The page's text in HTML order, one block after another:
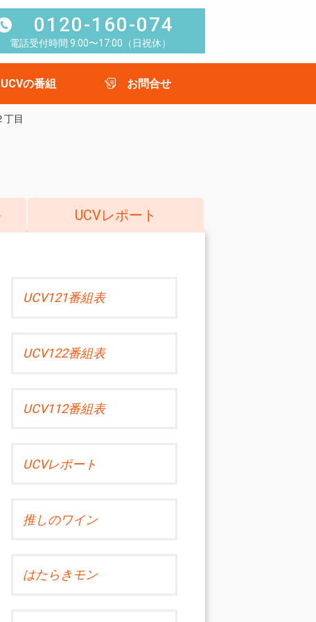
0120-160-074
電話受付時間 9:00〜17:00（日祝休）
UCVの番組 お問合せ
目
UCVレポート
UCV121番組表
UCV122番組表
UCV112番組表
UCVレポート
推しのワイン
はたらきモン